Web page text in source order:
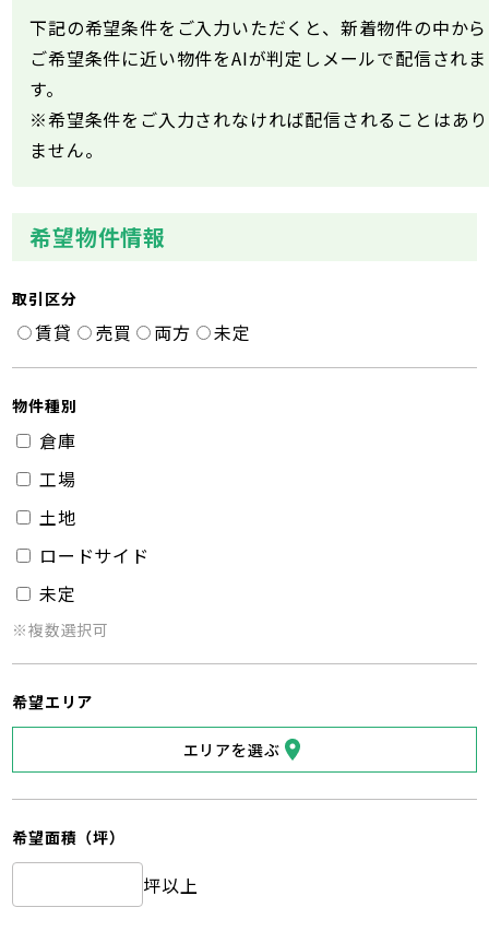
下記の希望条件をご入力いただくと、新着物件の中から
ご希望条件に近い物件をAIが判定しメールで配信されま
す。
※希望条件をご入力されなければ配信されることはあり
ません。
希望物件情報
取引区分
賃貸 売買 両方 未定
物件種別
倉庫
工場
土地
ロードサイド
未定
※複数選択可
希望エリア
エリアを選ぶ
希望面積（坪）
坪以上